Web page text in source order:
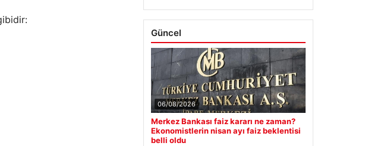
Güncel
06/08/2026
Merkez Bankası faiz kararı ne zaman?
Ekonomistlerin nisan ayı faiz beklentisi
belli oldu